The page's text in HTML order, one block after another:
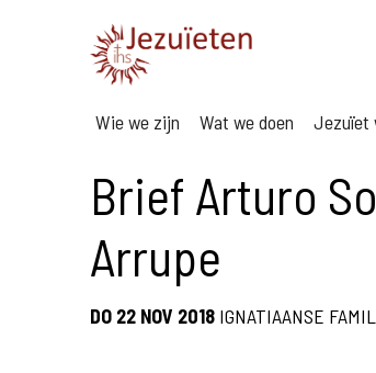
Wie we zijn Wat we doen Jezuïet
Brief Arturo
Arrupe
DO 22 NOV 2018 IGNATIAANSE